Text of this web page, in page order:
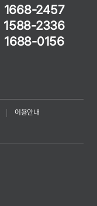
1668-2457
1588-2336
1688-0156
이용안내